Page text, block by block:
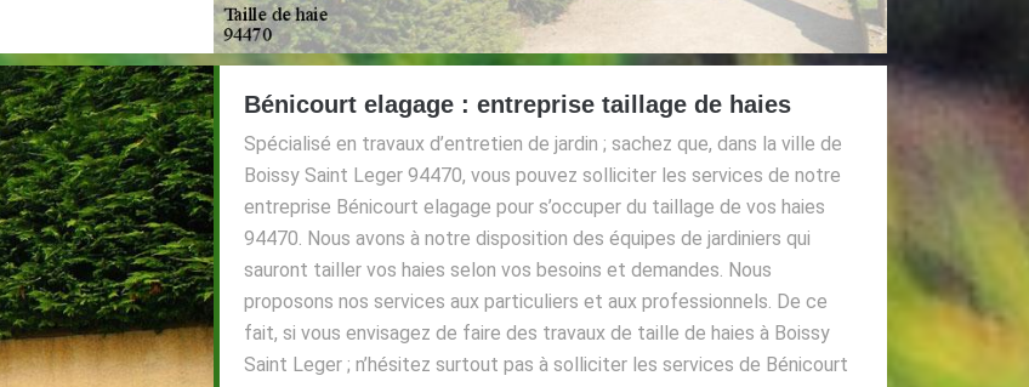
Bénicourt elagage : entreprise taillage de haies
Spécialisé en travaux d’entretien de jardin ; sachez que, dans la ville de
Boissy Saint Leger 94470, vous pouvez solliciter les services de notre
entreprise Bénicourt elagage pour s’occuper du taillage de vos haies
94470. Nous avons à notre disposition des équipes de jardiniers qui
sauront tailler vos haies selon vos besoins et demandes. Nous
proposons nos services aux particuliers et aux professionnels. De ce
fait, si vous envisagez de faire des travaux de taille de haies à Boissy
Saint Leger ; n’hésitez surtout pas à solliciter les services de Bénicourt